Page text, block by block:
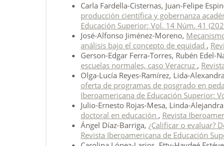
Carla Fardella-Cisternas, Juan-Felipe
producción científica y gobernanza
Educación Superior: Vol. 14 Núm. 41
José-Alfonso Jiménez-Moreno,
análisis bajo el concepto de equidad ,
Gerson-Edgar Ferra-Torres, Rubén Edel-
escuelas normales, caso Veracruz ,
Olga-Lucía Reyes-Ramírez, Lida-
oferta de programas de posgrado en
Iberoamericana de Educación Superior:
Julio-Ernesto Rojas-Mesa, Linda-
doctoral en educación , Revista
Ángel Díaz-Barriga, ¿Calificar o evaluar?
Revista Iberoamericana de Educación